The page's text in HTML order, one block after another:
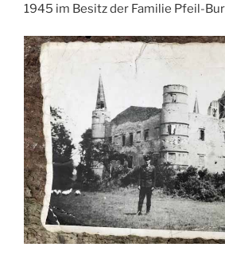
1945 im Besitz der Familie Pfeil-